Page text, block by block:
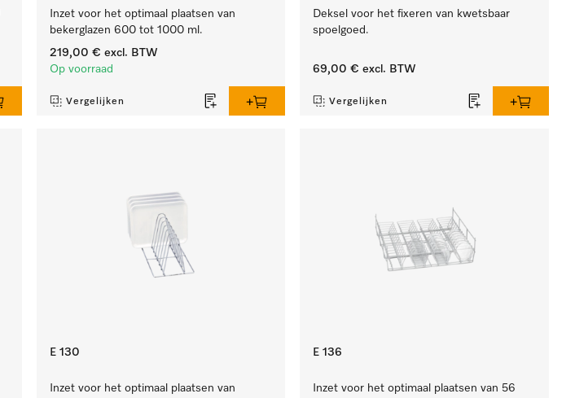
Inzet voor het optimaal plaatsen van
bekerglazen 600 tot 1000 ml.
219,00 € excl. BTW
Op voorraad
Vergelijken
Deksel voor het fixeren van kwetsbaar
spoelgoed.
69,00 € excl. BTW
Vergelijken
E 130
Inzet voor het optimaal plaatsen van
E 136
Inzet voor het optimaal plaatsen van 56